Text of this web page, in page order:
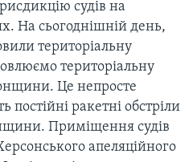
судів на
На сьогоднішній день,
територіальну
територіальну
Це непросте
ракетні обстріли
Приміщення судів
апеляційного